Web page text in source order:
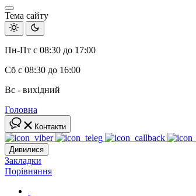
Тема сайту
Пн-Пт с 08:30 до 17:00
Сб с 08:30 до 16:00
Вс - вихідний
Головна
Контакти
Дивилися
Закладки
Порівняння